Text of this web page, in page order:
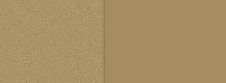
中华风水协会秘书